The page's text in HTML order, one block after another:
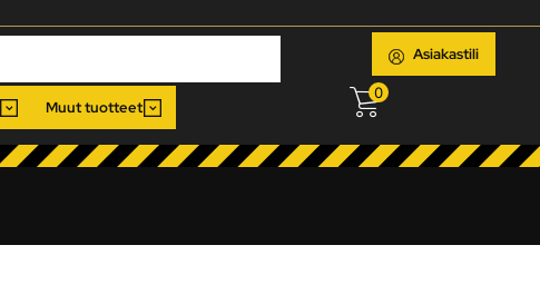
Muut tuotteet
Asiakastili
0